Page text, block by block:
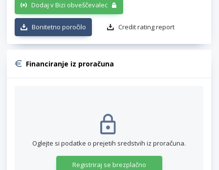
Dodaj v Bizi obveščevalec
Bonitetno poročilo Credit rating report
Financiranje iz proračuna
Oglejte si podatke o prejetih sredstvih iz proračuna.
Registriraj se brezplačno